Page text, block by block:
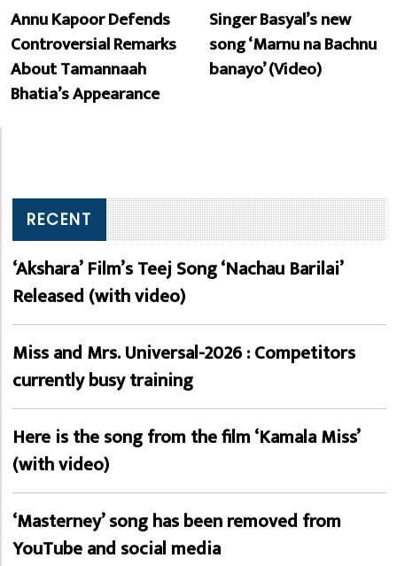
Annu Kapoor Defends
Controversial Remarks
About Tamannaah
Bhatia’s Appearance
Singer Basyal’s new
song ‘Marnu na Bachnu
banayo’ (Video)
RECENT
‘Akshara’ Film’s Teej Song ‘Nachau Barilai’
Released (with video)
Miss and Mrs. Universal-2026 : Competitors
currently busy training
Here is the song from the film ‘Kamala Miss’
(with video)
‘Masterney’ song has been removed from
YouTube and social media